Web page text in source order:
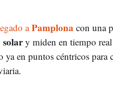
aPamplona con una
solary miden en tiempo real
en puntos céntricos para